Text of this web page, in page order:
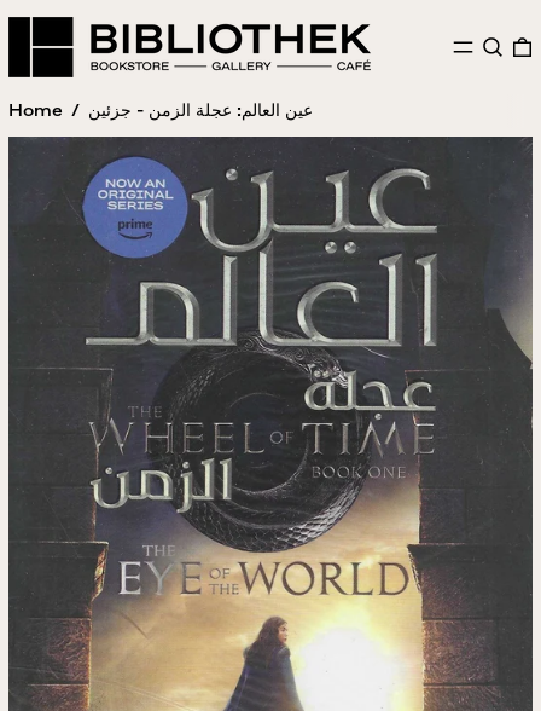
MENU
Home / عين العالم: عجلة الزمن - جزئين